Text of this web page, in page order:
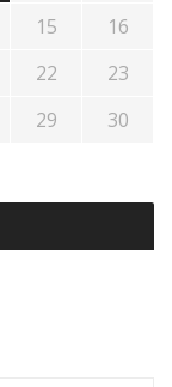
15
16
22
23
29
30